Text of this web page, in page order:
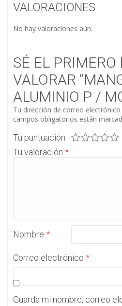
VALORACIONES
No hay valoraciones aún.
SÉ EL PRIMERO
VALORAR
ALUMINIO P /
Tu dirección de correo
campos obligatorios están
Tu puntuación
Tu valoración *
Nombre *
Correo electrónico *
Guarda mi nombre, correo